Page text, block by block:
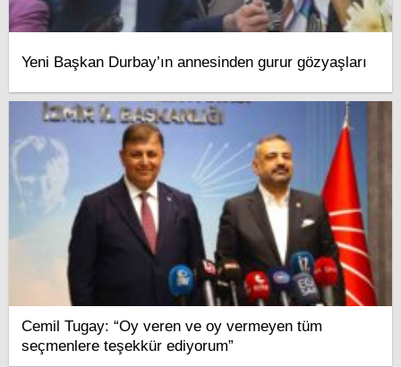
Yeni Başkan Durbay’ın annesinden gurur gözyaşları
Cemil Tugay: “Oy veren ve oy vermeyen tüm
seçmenlere teşekkür ediyorum”